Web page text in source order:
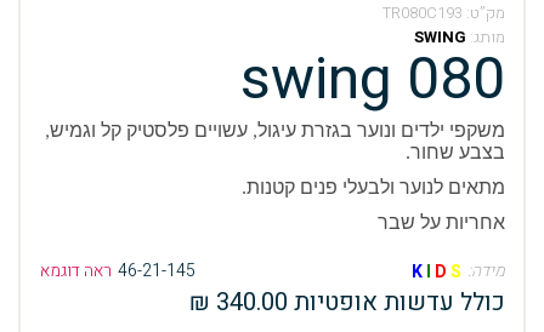
מק”ט: TR080C193
מותג: SWING
swing 080
משקפי ילדים ונוער בגזרת עיגול, עשויים פלסטיק קל וגמיש,
בצבע שחור.
מתאים לנוער ולבעלי פנים קטנות.
אחריות על שבר
מידה: KI DS
46-21-145 ראה דוגמא
כולל עדשות אופטיות 340.00 ₪